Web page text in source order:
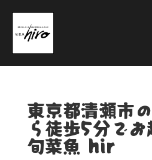
東京都清瀬市
ら徒歩5分で
旬菜魚 hir